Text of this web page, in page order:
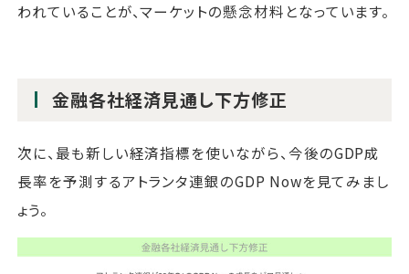
われていることが、マーケットの懸念材料となっています。
金融各社経済見通し下方修正
次に、最も新しい経済指標を使いながら、今後のGDP成
長率を予測するアトランタ連銀のGDP Nowを見てみまし
ょう。